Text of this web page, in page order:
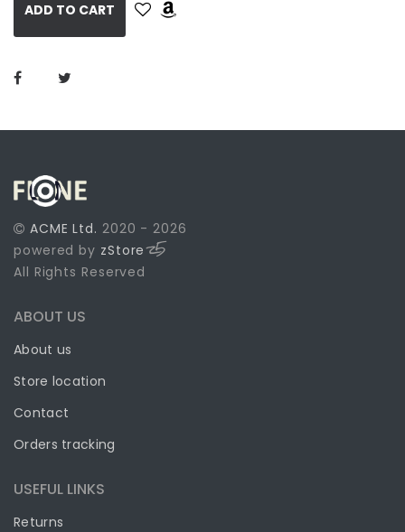
ADD TO CART
ACME Ltd. 2020 - 2026
powered by zStore
All Rights Reserved
ABOUT US
About us
Store location
Contact
Orders tracking
USEFUL LINKS
Returns